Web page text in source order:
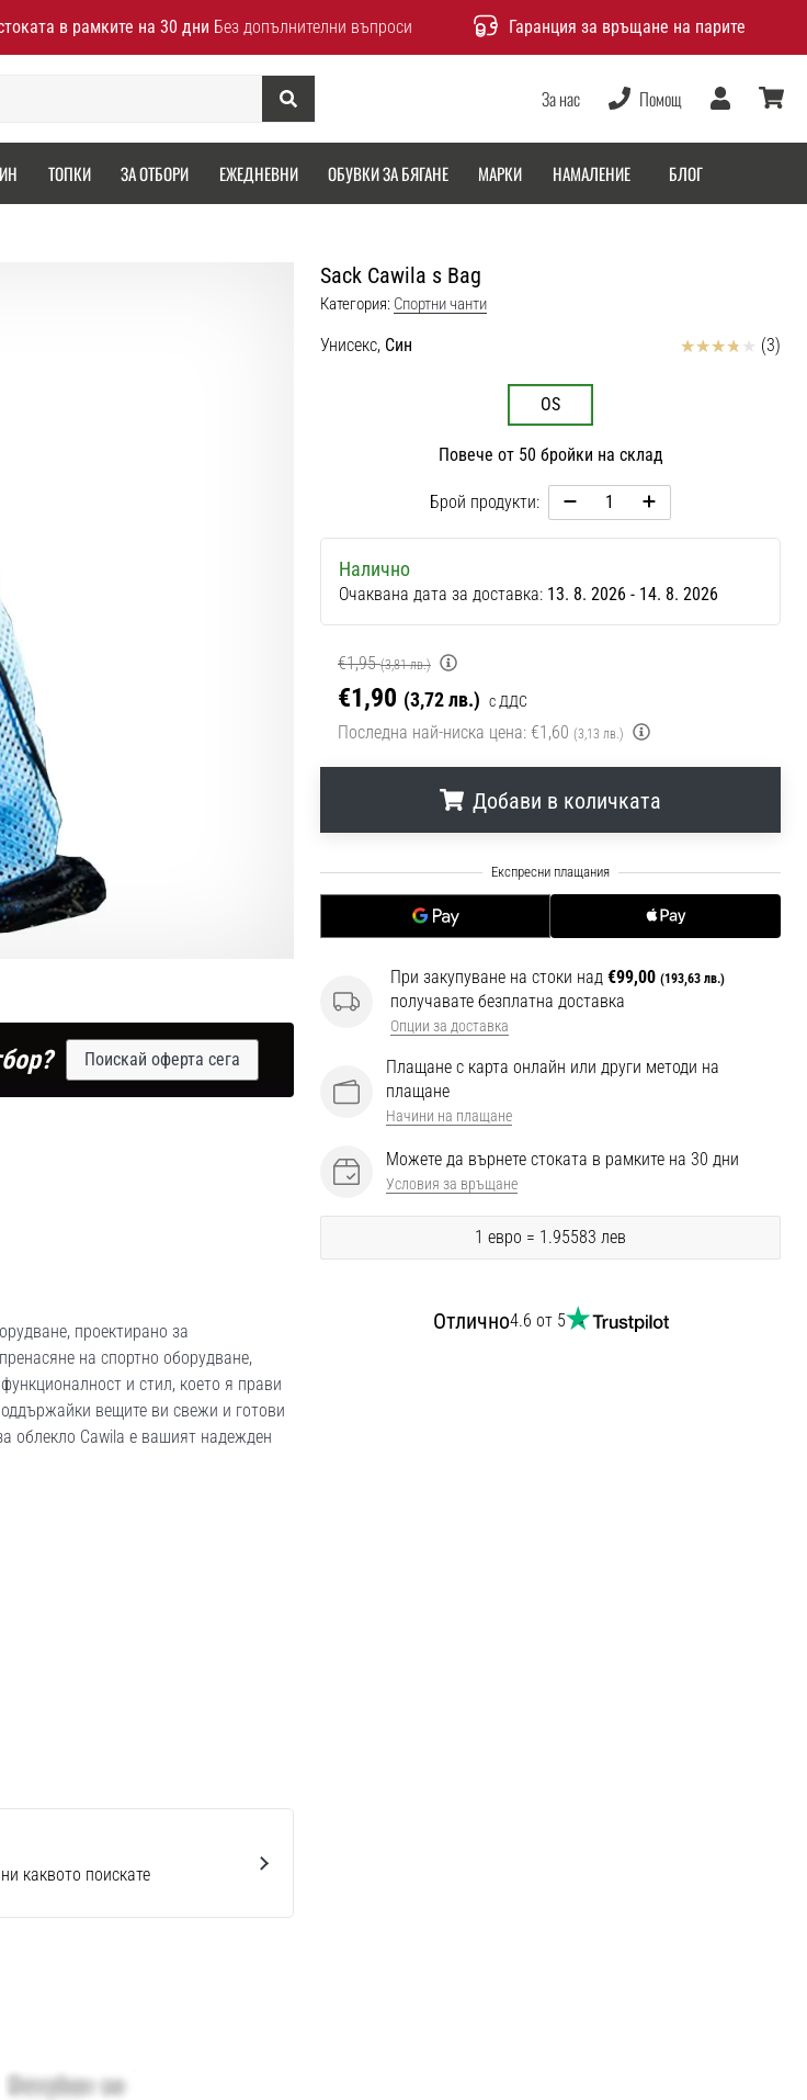
в рамките на 30 дни Без допълнителни въпроси Гаранция за връщане на парите
Търсене
За нас Помощ
Потребител
ТОПКИ ЗА ОТБОРИ ЕЖЕДНЕВНИ ОБУВКИ ЗА БЯГАНЕ МАРКИ НАМАЛЕНИЕ БЛОГ
Sack Cawila s Bag
Категория: Спортни чанти
Унисекс, Син Отзиви (3)
OS
Повече от 50 бройки на склад
Брой продукти:
Налично
Очаквана дата за доставка: 13. 8. 2026 - 14. 8. 2026
€1,95 (3,81 лв.)
€1,90 (3,72 лв.) с ДДС
Последна най-ниска цена: €1,60 (3,13 лв.)
Добави в количката
При закупуване на стоки над €99,00 (193,63 лв.)
получавате безплатна доставка
Опции за доставка
Плащане с карта онлайн или други методи на
плащане
Начини на плащане
Можете да върнете стоката в рамките на 30 дни
Условия за връщане
1 евро = 1.95583 лев
Отлично4.6 от 5
Поискай оферта сега
проектирано за
на спортно оборудване,
и стил, което я прави
вещите ви свежи и готови
облекло Cawila е вашият надежден
каквото поискате